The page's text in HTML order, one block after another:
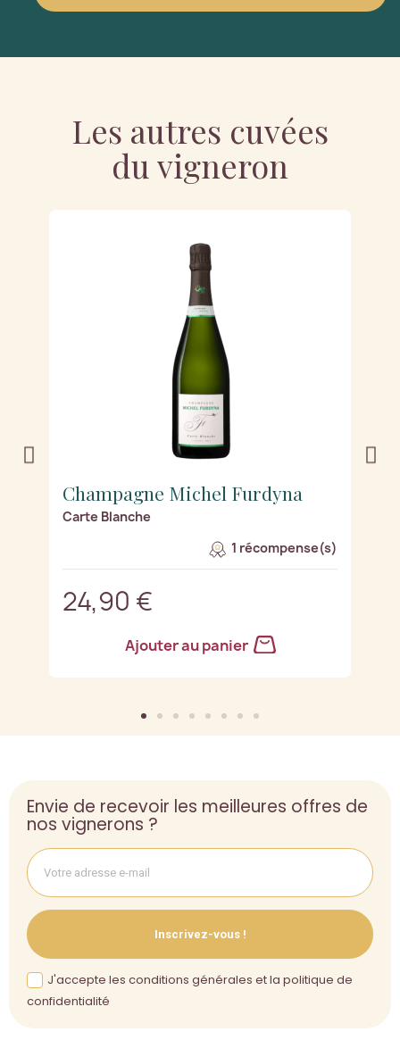
Les autres cuvées
du vigneron
Champagne Michel Furdyna
Carte Blanche
1 récompense(s)
24,90 €
Ajouter au panier
Envie de recevoir les meilleures offres de
nos vignerons ?
Inscrivez-vous !
J'accepte les conditions générales et la politique de
confidentialité